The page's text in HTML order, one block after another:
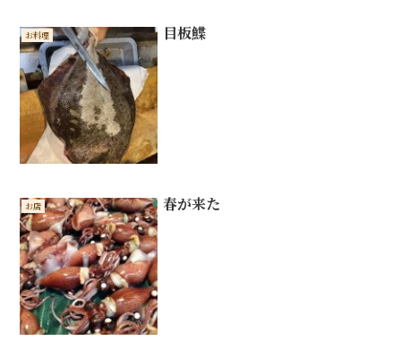
お料理 目板鰈
お店 春が来た